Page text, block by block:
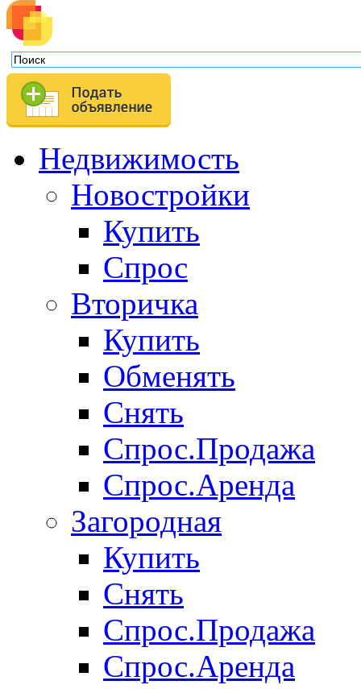
Недвижимость
Новостройки
Купить
Спрос
Вторичка
Купить
Обменять
Снять
Спрос.Продажа
Спрос.Аренда
Загородная
Купить
Снять
Спрос.Продажа
Спрос.Аренда